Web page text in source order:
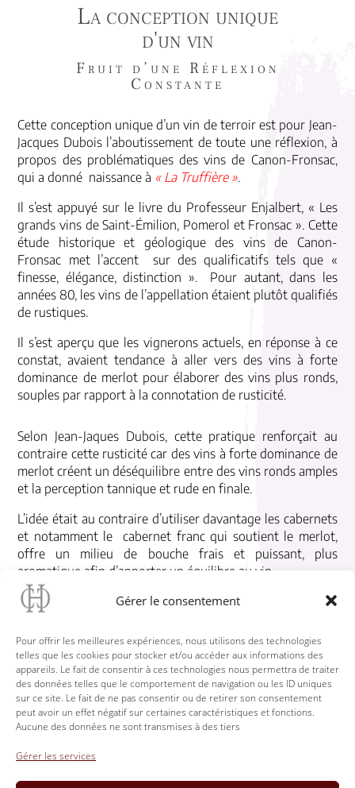
Gérer le consentement
Pour offrir les meilleures expériences, nous utilisons des technologies
telles que les cookies pour stocker et/ou accéder aux informations des
appareils. Le fait de consentir à ces technologies nous permettra de traiter
des données telles que le comportement de navigation ou les ID uniques
sur ce site. Le fait de ne pas consentir ou de retirer son consentement
peut avoir un effet négatif sur certaines caractéristiques et fonctions.
Aucune des données ne sont transmises à des tiers
Gérer les services
La conception unique
d'un vin
Fruit d’une Réflexion
Constante
Cette conception unique d’un vin de terroir est pour Jean-
Jacques Dubois l’aboutissement de toute une réflexion, à
propos des problématiques des vins de Canon-Fronsac,
qui a donné naissance à « La Truffière ».
Il s’est appuyé sur le livre du Professeur Enjalbert, « Les
grands vins de Saint-Émilion, Pomerol et Fronsac ». Cette
étude historique et géologique des vins de Canon-
Fronsac met l’accent sur des qualificatifs tels que «
finesse, élégance, distinction ». Pour autant, dans les
années 80, les vins de l’appellation étaient plutôt qualifiés
de rustiques.
Il s’est aperçu que les vignerons actuels, en réponse à ce
constat, avaient tendance à aller vers des vins à forte
dominance de merlot pour élaborer des vins plus ronds,
souples par rapport à la connotation de rusticité.
Selon Jean-Jaques Dubois, cette pratique renforçait au
contraire cette rusticité car des vins à forte dominance de
merlot créent un déséquilibre entre des vins ronds amples
et la perception tannique et rude en finale.
L’idée était au contraire d’utiliser davantage les cabernets
et notamment le cabernet franc qui soutient le merlot,
offre un milieu de bouche frais et puissant, plus
aromatique afin d’apporter un équilibre au vin.
Jean-Jaques Dubois s’est aperçu qu’autour de la truffière,
bien et pouvaient être très intéressants pour
accompagner l’assemblage en apportant un crescendo
aromatique et une puissance en fin de bouche.